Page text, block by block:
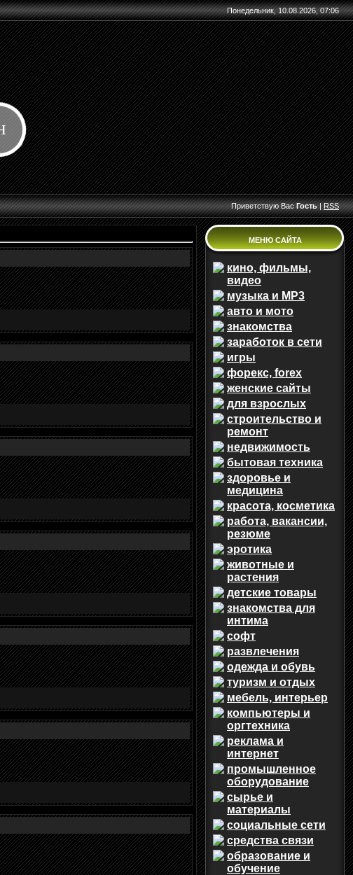
Понедельник, 10.08.2026, 07:06
Приветствую Вас Гость|RSS
МЕНЮ САЙТА
кино, фильмы,
видео
музыка и MP3
авто и мото
знакомства
заработок в сети
игры
форекс, forex
женские сайты
для взрослых
строительство и
ремонт
недвижимость
бытовая техника
здоровье и
медицина
красота, косметика
работа, вакансии,
резюме
эротика
животные и
растения
детские товары
знакомства для
интима
софт
развлечения
одежда и обувь
туризм и отдых
мебель, интерьер
компьютеры и
оргтехника
реклама и
интернет
промышленное
оборудование
сырье и
материалы
социальные сети
средства связи
образование и
обучение